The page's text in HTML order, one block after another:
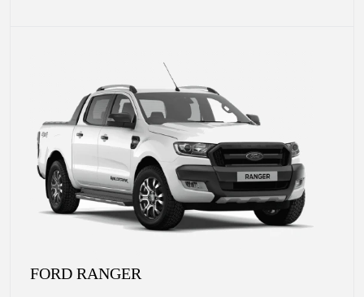
FORD RANGER